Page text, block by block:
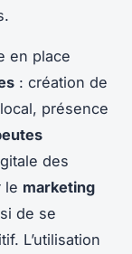
en place
: création de
présence
des
le marketing
de se
L’utilisation